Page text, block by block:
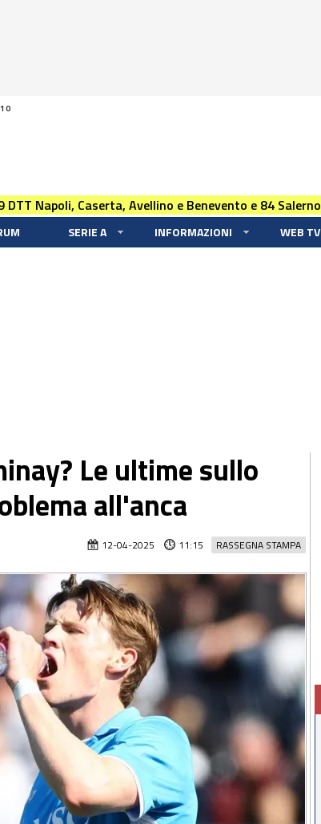
DTT Napoli, Caserta, Avellino e Benevento e 84 Salerno
SERIE A INFORMAZIONI WEB TV
Le ultime sullo
all'anca
RASSEGNA STAMPA
12-04-2025 11:15